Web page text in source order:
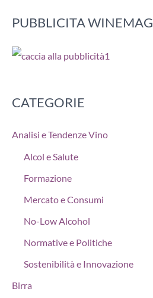
PUBBLICITA WINEMAG
CATEGORIE
Analisi e Tendenze Vino
Alcol e Salute
Formazione
Mercato e Consumi
No-Low Alcohol
Normative e Politiche
Sostenibilità e Innovazione
Birra